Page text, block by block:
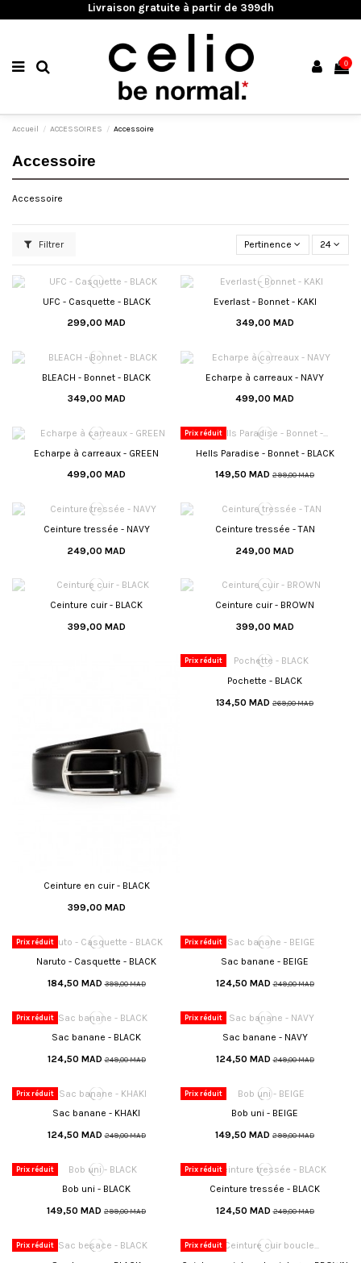
Livraison gratuite à partir de 399dh
0
Accueil ACCESSOIRES Accessoire
Accessoire
Accessoire
Filtrer Pertinence 24
UFC - Casquette - BLACK
299,00 MAD
Everlast - Bonnet - KAKI
349,00 MAD
BLEACH - Bonnet - BLACK
349,00 MAD
Echarpe à carreaux - NAVY
499,00 MAD
Echarpe à carreaux - GREEN
499,00 MAD
Prix réduit
Hells Paradise - Bonnet - BLACK
149,50 MAD 299,00 MAD
Ceinture tressée - NAVY
249,00 MAD
Ceinture tressée - TAN
249,00 MAD
Ceinture cuir - BLACK
399,00 MAD
Ceinture cuir - BROWN
399,00 MAD
Ceinture en cuir - BLACK
399,00 MAD
Prix réduit
Pochette - BLACK
134,50 MAD 269,00 MAD
Prix réduit
Naruto - Casquette - BLACK
184,50 MAD 399,00 MAD
Prix réduit
Sac banane - BEIGE
124,50 MAD 249,00 MAD
Prix réduit
Sac banane - BLACK
124,50 MAD 249,00 MAD
Prix réduit
Sac banane - NAVY
124,50 MAD 249,00 MAD
Prix réduit
Sac banane - KHAKI
124,50 MAD 249,00 MAD
Prix réduit
Bob uni - BEIGE
149,50 MAD 299,00 MAD
Prix réduit
Bob uni - BLACK
149,50 MAD 299,00 MAD
Prix réduit
Ceinture tressée - BLACK
124,50 MAD 249,00 MAD
Prix réduit Prix réduit